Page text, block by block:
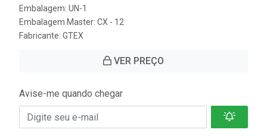
Embalagem: UN-1
Embalagem Master: CX - 12
Fabricante: GTEX
VER PREÇO
Avise-me quando chegar